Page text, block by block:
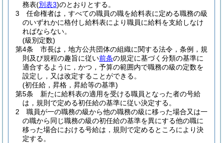
務表(別表3)のとおりとする。
3
任命権者は，すべての職員の職を給料表に定める職務の級
のいずれかに格付し給料表により職員に給料を支給しなけ
ればならない。
(級別定数)
第4条
市長は，地方公共団体の組織に関する法令，条例，規
則及び規程の趣旨に従い前条の規定に基づく分類の基準に
適合するように，かつ，予算の範囲内で職務の級の定数を
設定し，又は改定することができる。
(初任給，昇格，昇給等の基準)
第5条
新たに給料表の適用を受ける職員となった者の号給
は，規則で定める初任給の基準に従い決定する。
2
職員が一の職務の級から他の職務の級に移った場合又は一
の職から同じ職務の級の初任給の基準を異にする他の職に
移った場合における号給は，規則で定めるところにより決
定する。